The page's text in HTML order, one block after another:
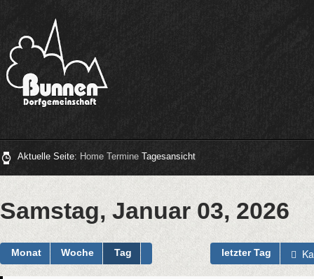
Aktuelle Seite: Home Termine Tagesansicht
Samstag, Januar 03, 2026
Monat Woche Tag letzter Tag